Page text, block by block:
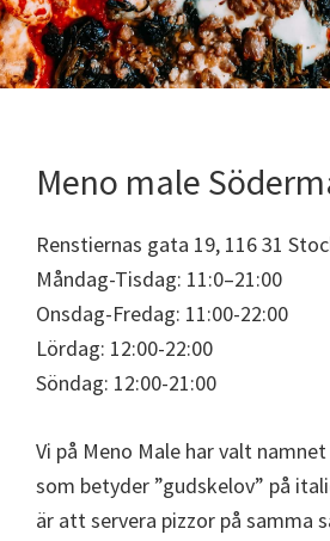
Meno male
Renstiernas gata 19, 116 31
Måndag-Tisdag: 11:0–21:00
Onsdag-Fredag: 11:00-22:00
Lördag: 12:00-22:00
Söndag: 12:00-21:00
Vi på Meno Male har valt
som betyder ”gudskelov” på
är att servera pizzor på samma